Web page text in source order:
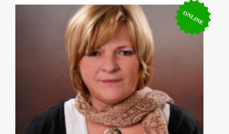
ONLINE
Kartářka Hanka
Profesionální výklad karet, autorské výklady,
rozbor osobnosti a partnerských vztahů podle
data narození. Pomůžu vám uvědomit si svůj
potenciál. Dodám vám sílu a odvahu, abyste
mohli čelit překážkám a výzvám ve svém